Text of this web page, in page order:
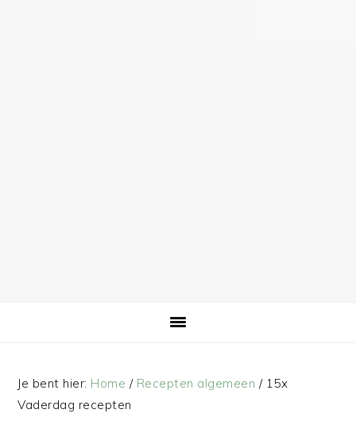
Je bent hier: Home / Recepten algemeen /15x
Vaderdag recepten